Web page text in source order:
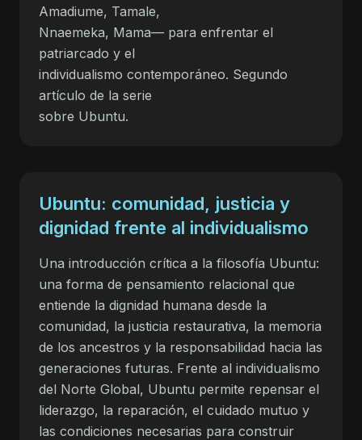
Amadiume, Tamale,
Nnaemeka, Mama— para enfrentar el
patriarcado y el
individualismo contemporáneo. Segundo
artículo de la serie
sobre Ubuntu.
Ubuntu: comunidad, justicia y
dignidad frente al individualismo
Una introducción crítica a la filosofía Ubuntu:
una forma de pensamiento relacional que
entiende la dignidad humana desde la
comunidad, la justicia restaurativa, la memoria
de los ancestros y la responsabilidad hacia las
generaciones futuras. Frente al individualismo
del Norte Global, Ubuntu permite repensar el
liderazgo, la reparación, el cuidado mutuo y
las condiciones necesarias para construir